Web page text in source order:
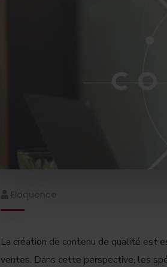
La création de contenu de qualité est
ventes. Dans cette perspective, les